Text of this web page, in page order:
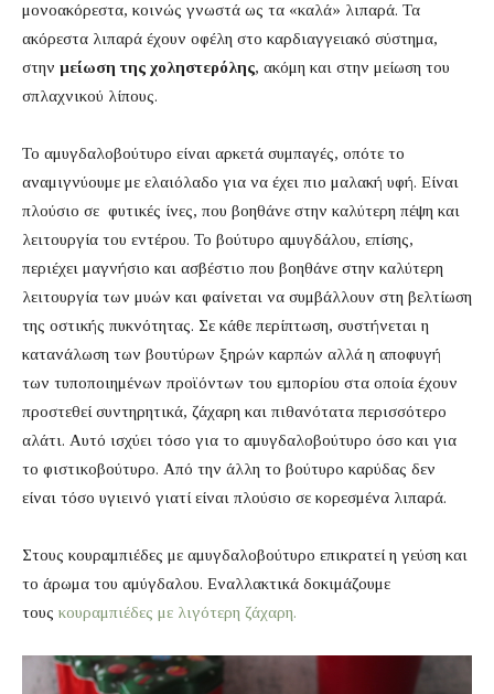
μονοακόρεστα, κοινώς γνωστά ως τα «καλά» λιπαρά. Τα
ακόρεστα λιπαρά έχουν οφέλη στο καρδιαγγειακό σύστημα,
στην μείωση της χοληστερόλης, ακόμη και στην μείωση του
σπλαχνικού λίπους.
Το αμυγδαλοβούτυρο είναι αρκετά συμπαγές, οπότε το
αναμιγνύουμε με ελαιόλαδο για να έχει πιο μαλακή υφή. Είναι
πλούσιο σε φυτικές ίνες, που βοηθάνε στην καλύτερη πέψη και
λειτουργία του εντέρου. Το βούτυρο αμυγδάλου, επίσης,
περιέχει μαγνήσιο και ασβέστιο που βοηθάνε στην καλύτερη
λειτουργία των μυών και φαίνεται να συμβάλλουν στη βελτίωση
της οστικής πυκνότητας. Σε κάθε περίπτωση, συστήνεται η
κατανάλωση των βουτύρων ξηρών καρπών αλλά η αποφυγή
των τυποποιημένων προϊόντων του εμπορίου στα οποία έχουν
προστεθεί συντηρητικά, ζάχαρη και πιθανότατα περισσότερο
αλάτι. Αυτό ισχύει τόσο για το αμυγδαλοβούτυρο όσο και για
το φιστικοβούτυρο. Από την άλλη το βούτυρο καρύδας δεν
είναι τόσο υγιεινό γιατί είναι πλούσιο σε κορεσμένα λιπαρά.
Στους κουραμπιέδες με αμυγδαλοβούτυρο επικρατεί η γεύση και
το άρωμα του αμύγδαλου. Εναλλακτικά δοκιμάζουμε
τους κουραμπιέδες με λιγότερη ζάχαρη.